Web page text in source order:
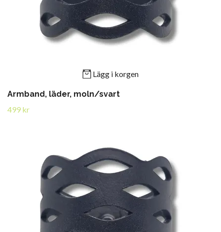
Lägg i korgen
Armband, läder, moln/svart
499 kr